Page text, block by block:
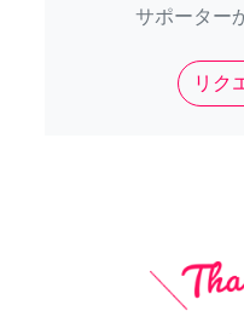
サポーター
リク